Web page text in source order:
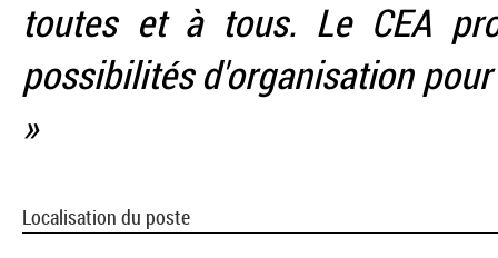
toutes et à tous. Le CEA
possibilités d'organisation
»
Localisation du poste